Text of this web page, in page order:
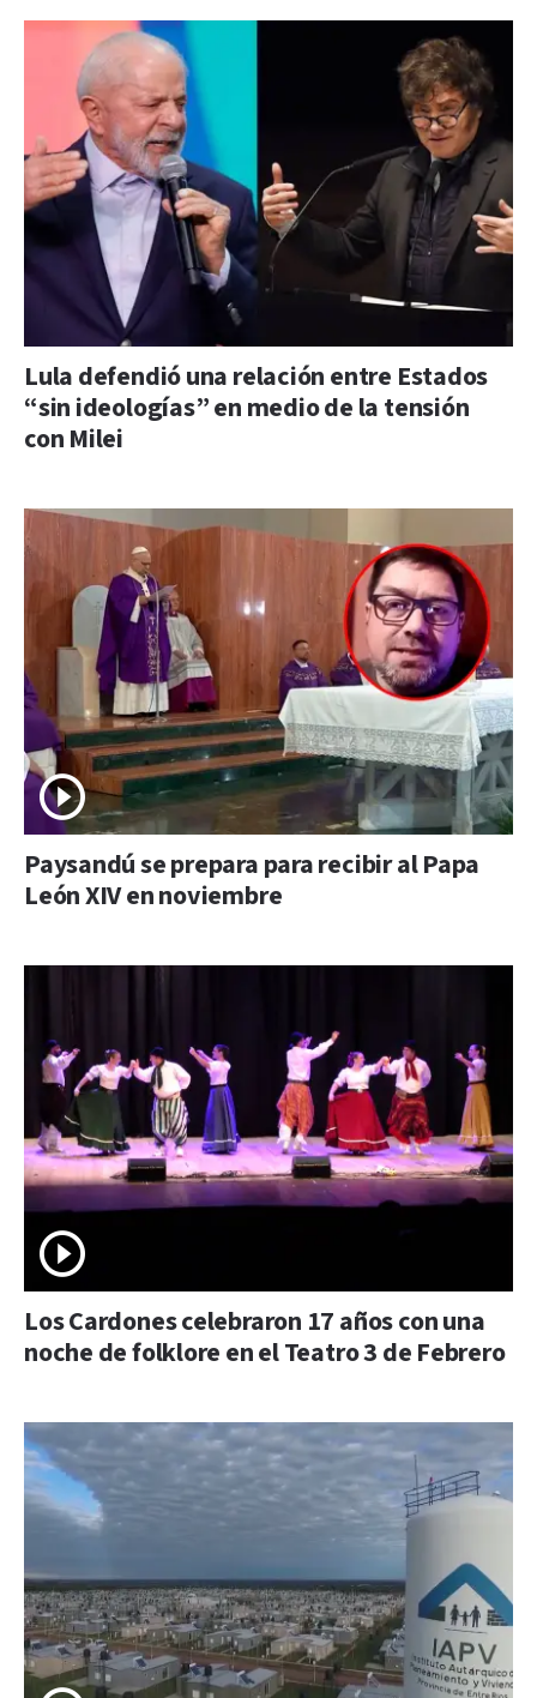
Lula defendió una relación entre Estados
“sin ideologías” en medio de la tensión
con Milei
Paysandú se prepara para recibir al Papa
León XIV en noviembre
Los Cardones celebraron 17 años con una
noche de folklore en el Teatro 3 de Febrero